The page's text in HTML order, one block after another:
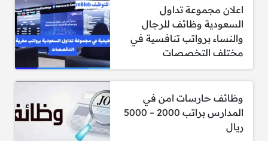
إمكانية نقل الكفالة.
لا يشترط وجود خبرة سابقة.
للتقديممن هنا
2- مطلوب مساعد اداري – مجموعه بن ربعي
القابضه
اعلان مجموعة تداول
السعودية وظائف للرجال
والنساء برواتب تنافسية في
مختلف التخصصات
وظائف حارسات امن في
المدارس براتب 2000 – 5000
ريال